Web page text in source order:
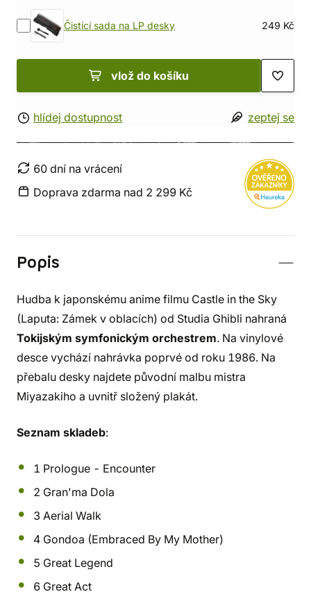
Čistící sada na LP desky 249 Kč
vlož do košíku
hlídej dostupnost zeptej se
60 dní na vrácení
Doprava zdarma nad 2 299 Kč
Popis
Hudba k japonskému anime filmu Castle in the Sky
(Laputa: Zámek v oblacích) od Studia Ghibli nahraná
Tokijským symfonickým orchestrem. Na vinylové
desce vychází nahrávka poprvé od roku 1986. Na
přebalu desky najdete původní malbu mistra
Miyazakiho a uvnitř složený plakát.
Seznam skladeb:
1 Prologue - Encounter
2 Gran'ma Dola
3 Aerial Walk
4 Gondoa (Embraced By My Mother)
5 Great Legend
6 Great Act